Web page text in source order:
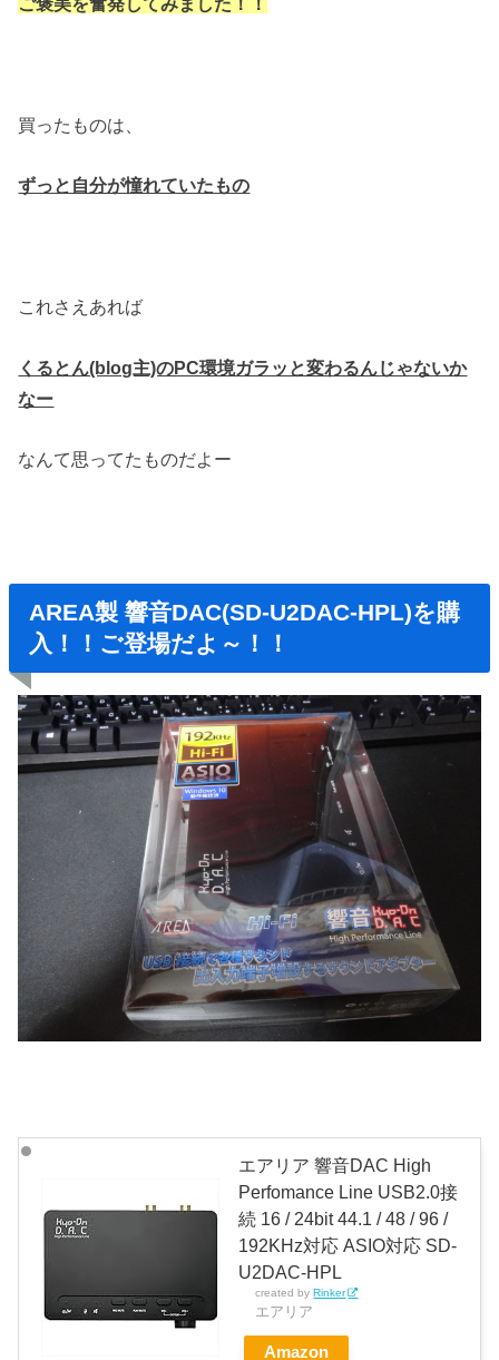
買ったものは、
ずっと自分が憧れていたもの
これさえあれば
くるとん(blog主)のPC環境ガラッと変わるんじゃないか
なー
なんて思ってたものだよー
AREA製響音DAC(SD-U2DAC-HPL)を購
入！！ご登場だよ～！！
エアリア 響音DAC High
Perfomance Line USB2.0接
続 16 / 24bit 44.1 / 48 / 96 /
192KHz対応 ASIO対応 SD-
U2DAC-HPL
created byRinker
エアリア
Amazon